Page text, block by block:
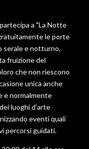
a "La Notte
le porte
serale e notturno,
fruizione del
che non riescono
unica anche
e normalmente
luoghi d'arte
eventi quali
percorsi guidati.